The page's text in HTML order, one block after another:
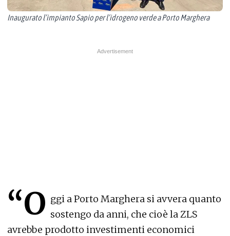
Inaugurato l’impianto Sapio per l’idrogeno verde a Porto Marghera
“O ggi a Porto Marghera si avvera quanto
sostengo da anni, che cioè la ZLS
avrebbe prodotto investimenti economici